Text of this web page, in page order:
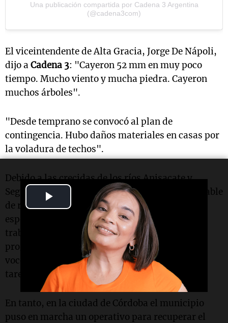
Video
Una publicación compartida por Cadena 3 Argentina
(@cadena3com)
El viceintendente de Alta Gracia, Jorge De Nápoli,
dijo aCadena 3: "Cayeron 52 mm en muy poco
tiempo. Mucho viento y mucha piedra. Cayeron
muchos árboles".
"Desde temprano se convocó al plan de
contingencia. Hubo daños materiales en casas por
la voladura de techos".
Debido a las crecidas de los ríos Anisacate y
Segundo se interrumpió el servicio de agua potable
de red, en tanto personal de Bomberos y
especialistas de las brigadas de Defensa Civil
trabajan en la esa zona para recuperar
progresivamente la normalidad, informaron
voceros de los organismos involucrados en esa
tarea.
En tanto, en la ciudad de Córdoba el municipio
puso en marcha un operativo para recuperar el